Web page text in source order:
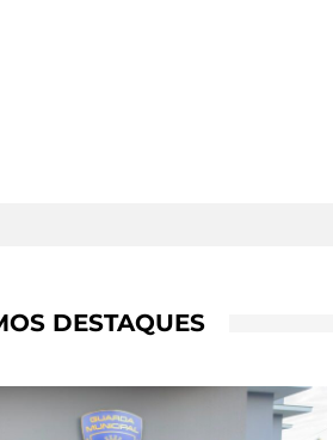
DESTAQUES